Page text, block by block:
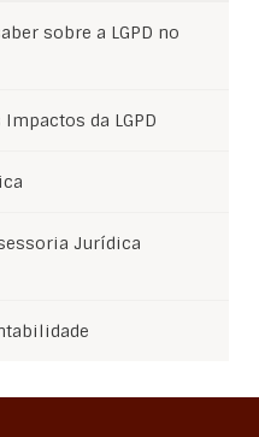
sobre a LGPD no
da LGPD
Jurídica